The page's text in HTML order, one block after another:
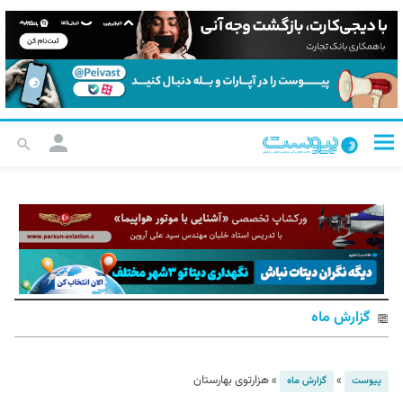
گزارش ماه
پیوست » گزارش ماه »هزارتوی بهارستان